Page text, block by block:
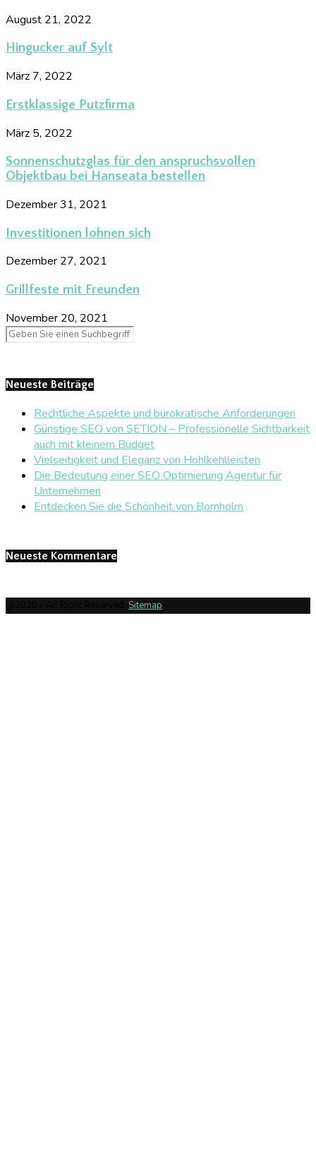
August 21, 2022
Hingucker auf Sylt
März 7, 2022
Erstklassige Putzfirma
März 5, 2022
Sonnenschutzglas für den anspruchsvollen
Objektbau bei Hanseata bestellen
Dezember 31, 2021
Investitionen lohnen sich
Dezember 27, 2021
Grillfeste mit Freunden
November 20, 2021
Neueste Beiträge
Rechtliche Aspekte und bürokratische Anforderungen
Günstige SEO von SETION – Professionelle Sichtbarkeit
auch mit kleinem Budget
Vielseitigkeit und Eleganz von Hohlkehlleisten
Die Bedeutung einer SEO Optimierung Agentur für
Unternehmen
Entdecken Sie die Schönheit von Bornholm
Neueste Kommentare
Sitemap